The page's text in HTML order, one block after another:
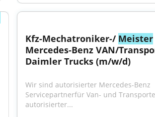
Kfz-Mechatroniker-/ Meister
Mercedes-Benz VAN/
Daimler Trucks (m/w/d)
Wir sind autorisierter Mercedes-Benz
Servicepartnerfür Van- und
autorisierter...